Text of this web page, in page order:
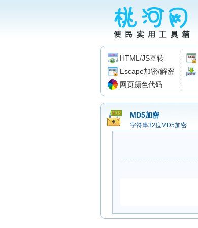
HTML/JS互转
Escape加密/解密
网页颜色代码
MD5加密
字符串32位MD5加密